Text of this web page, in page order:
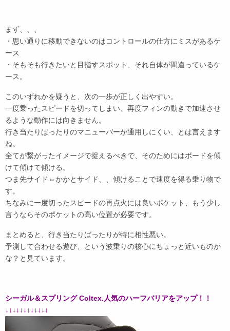
まず、、、
・思い通りに移動できないのはコントロールの仕方にミスがあるケ
ース
・そもそも行きたいと目指すスポット、それ自体が間違っているケ
ース。
このいずれかを疑うと、次の一歩が正しく出やすい。
一度乗ったスピードを切ってしまい、再度フィンの動きで加速させ
るような動作には向きません。
行き当たりばったりのマニューバーが通用しにくい、とは言えます
ね。
全てが繋がったイメージで捉えるべきで、そのためにはボードを傾
けて傾けて傾ける。
つま先サイド⇔かかとサイド、、傾けることで速度を得る乗り物で
す。
ちなみに一度切ったスピードの再点火には良いポケット、もう少し
言うならそのポケットの高い位置が必要です。
まとめると、行き当たりばったりが特に相性悪い。
予測して合わせる遊び、という波乗りの核心にちょっと近いものか
な？と見ています。
シーガル＆スプリング Coltex.人気のハーフバリアをアップ！！
↓↓↓↓↓↓↓↓↓↓↓↓